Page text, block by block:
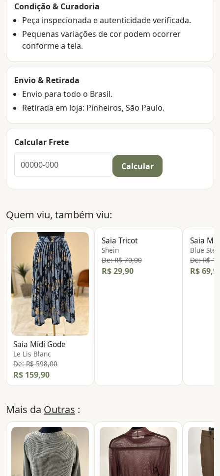
Condição & Curadoria
Peça inspecionada e autenticidade verificada.
Pequenas variações de cor podem ocorrer
conforme a tela.
Envio & Retirada
Envio para todo o Brasil.
Retirada em loja: Pinheiros, São Paulo.
Calcular Frete
Calcular
Quem viu, também viu:
Saia Midi Gode
Le Lis Blanc
De: R$ 598,00
R$ 159,90
Saia Tricot
Shein
De: R$ 70,00
R$ 29,90
Saia
Blue
De: R$
R$
Mais da Outras :